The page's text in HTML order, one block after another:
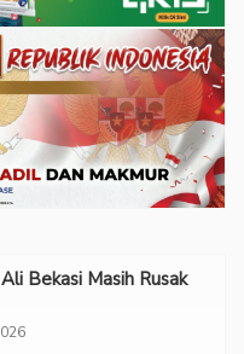
Bekasi Masih Rusak